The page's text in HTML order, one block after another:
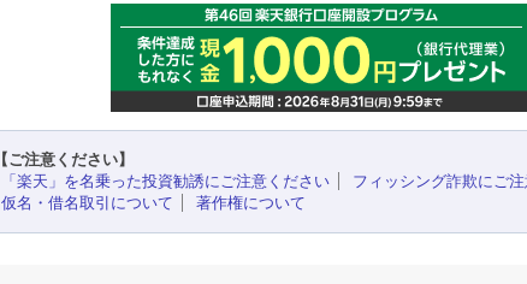
【ご注意ください】
「楽天」を名乗った投資勧誘にご注意ください
フィッシング詐欺にご
仮名・借名取引について
著作権について